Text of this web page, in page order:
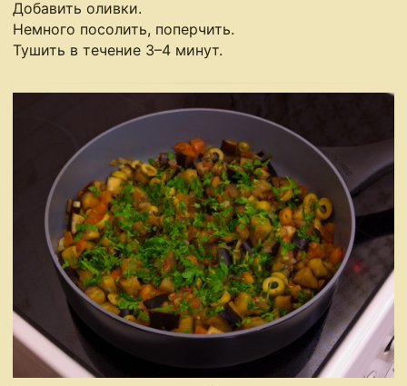
Добавить оливки.
Немного посолить, поперчить.
Тушить в течение 3–4 минут.